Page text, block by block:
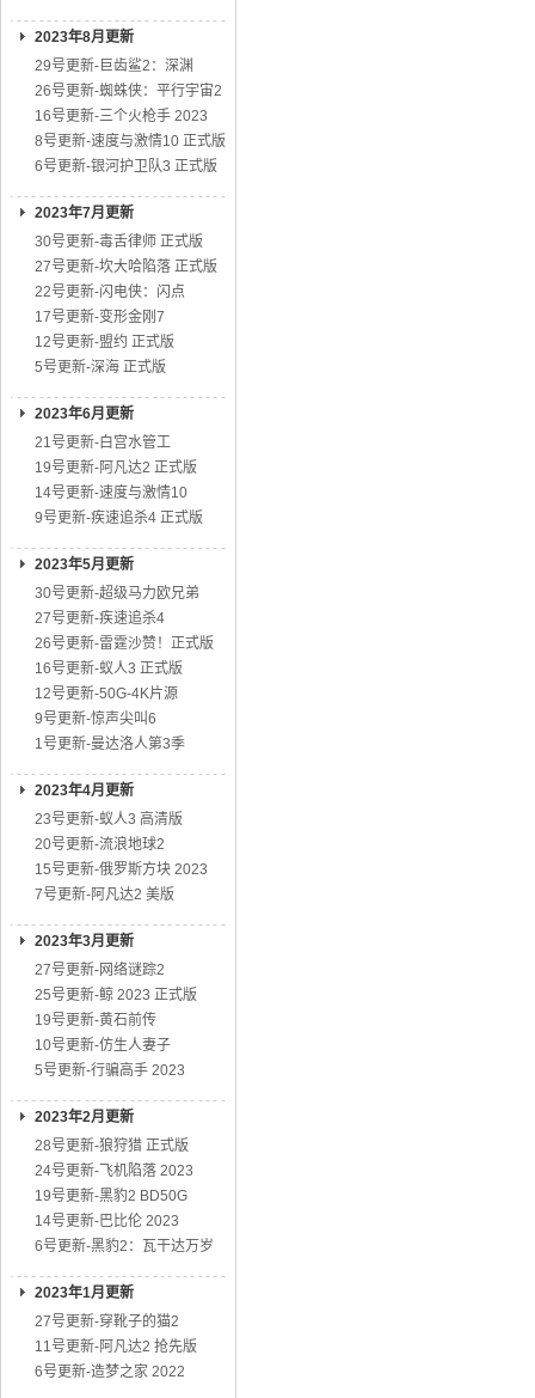
2023年8月更新
29号更新-巨齿鲨2：深渊
26号更新-蜘蛛侠：平行宇宙2
16号更新-三个火枪手 2023
8号更新-速度与激情10 正式版
6号更新-银河护卫队3 正式版
2023年7月更新
30号更新-毒舌律师 正式版
27号更新-坎大哈陷落 正式版
22号更新-闪电侠：闪点
17号更新-变形金刚7
12号更新-盟约 正式版
5号更新-深海 正式版
2023年6月更新
21号更新-白宫水管工
19号更新-阿凡达2 正式版
14号更新-速度与激情10
9号更新-疾速追杀4 正式版
2023年5月更新
30号更新-超级马力欧兄弟
27号更新-疾速追杀4
26号更新-雷霆沙赞！正式版
16号更新-蚁人3 正式版
12号更新-50G-4K片源
9号更新-惊声尖叫6
1号更新-曼达洛人第3季
2023年4月更新
23号更新-蚁人3 高清版
20号更新-流浪地球2
15号更新-俄罗斯方块 2023
7号更新-阿凡达2 美版
2023年3月更新
27号更新-网络谜踪2
25号更新-鲸 2023 正式版
19号更新-黄石前传
10号更新-仿生人妻子
5号更新-行骗高手 2023
2023年2月更新
28号更新-狼狩猎 正式版
24号更新-飞机陷落 2023
19号更新-黑豹2 BD50G
14号更新-巴比伦 2023
6号更新-黑豹2：瓦干达万岁
2023年1月更新
27号更新-穿靴子的猫2
11号更新-阿凡达2 抢先版
6号更新-造梦之家 2022